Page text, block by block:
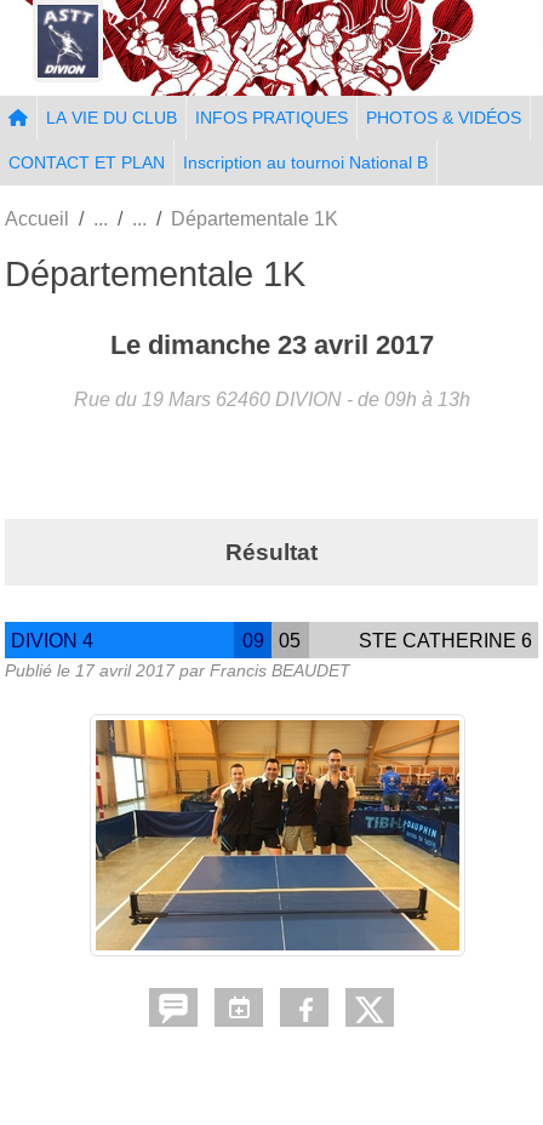
LA VIE DU CLUB INFOS PRATIQUES PHOTOS & VIDÉOS
CONTACT ET PLAN Inscription au tournoi National B
Accueil Départementale 1K
Départementale 1K
Le dimanche 23 avril 2017
Rue du 19 Mars 62460 DIVION - de 09h à 13h
Résultat
DIVION 4 09 05 STE CATHERINE 6
Publié le 17 avril 2017 par Francis BEAUDET
Panneau de gestion des cookies